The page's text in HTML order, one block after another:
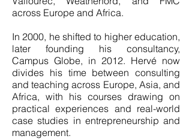
across Europe and Africa.
In 2000, he shifted to higher education,
later founding his consultancy,
Campus Globe, in 2012. Hervé now
divides his time between consulting
and teaching across Europe, Asia, and
Africa, with his courses drawing on
practical experiences and real-world
case studies in entrepreneurship and
management.